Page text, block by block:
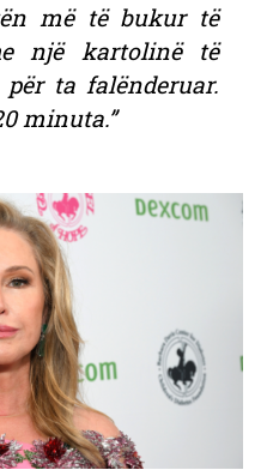
më të bukur të
një kartolinë të
ta falënderuar.
minuta.”